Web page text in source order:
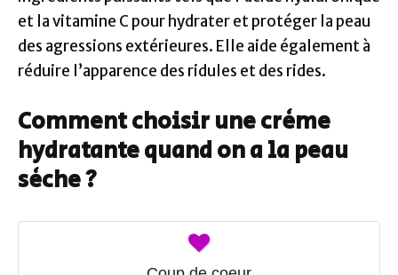
et la vitamine C pour hydrater et protéger la peau
des agressions extérieures. Elle aide également à
réduire l’apparence des ridules et des rides.
Comment choisir une crème
hydratante quand on a la peau
sèche ?